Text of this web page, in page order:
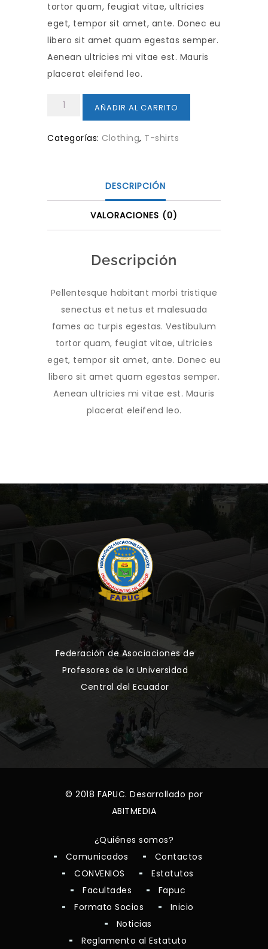
tortor quam, feugiat vitae, ultricies
eget, tempor sit amet, ante. Donec eu
libero sit amet quam egestas semper.
Aenean ultricies mi vitae est. Mauris
placerat eleifend leo.
Woo
cantidad
AÑADIR AL CARRITO
Categorías: Clothing, T-shirts
DESCRIPCIÓN
VALORACIONES (0)
Descripción
Pellentesque habitant morbi tristique
senectus et netus et malesuada
fames ac turpis egestas. Vestibulum
tortor quam, feugiat vitae, ultricies
eget, tempor sit amet, ante. Donec eu
libero sit amet quam egestas semper.
Aenean ultricies mi vitae est. Mauris
placerat eleifend leo.
Federación de Asociaciones de
Profesores de la Universidad
Central del Ecuador
© 2018 FAPUC. Desarrollado por
ABITMEDIA
¿Quiénes somos?
Comunicados
Contactos
CONVENIOS
Estatutos
Facultades
Fapuc
Formato Socios
Inicio
Noticias
Reglamento al Estatuto